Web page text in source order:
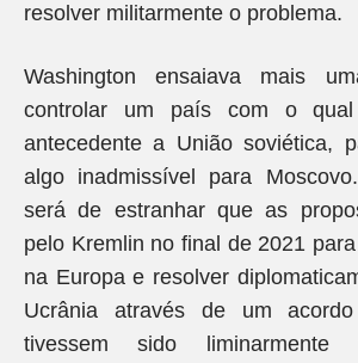
resolver militarmente o problema.
Washington ensaiava mais
controlar um país com o
antecedente a União soviética,
algo inadmissível para
será de estranhar que as
pelo Kremlin no final de 2021
na Europa e resolver
Ucrânia através de um
tivessem sido liminarmente